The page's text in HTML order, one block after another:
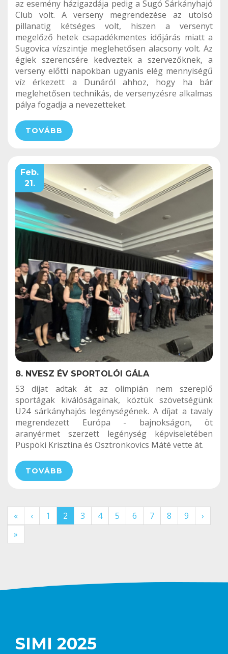
az esemény házigazdája pedig a Sugó Sárkányhajó
Club volt. A verseny megrendezése az utolsó
pillanatig kétséges volt, hiszen a versenyt
megelőző hetek csapadékmentes időjárás miatt a
Sugovica vízszintje meglehetősen alacsony volt. Az
égiek szerencsére kedveztek a szervezőknek, a
verseny előtti napokban ugyanis elég mennyiségű
víz érkezett a Dunáról ahhoz, hogy ha bár
meglehetősen technikás, de versenyzésre alkalmas
pálya fogadja a nevezetteket.
TOVÁBB
Feb.
21.
8. NVESZ ÉV SPORTOLÓI GÁLA
53 díjat adtak át az olimpián nem szereplő
sportágak kiválóságainak, köztük szövetségünk
U24 sárkányhajós legénységének. A díjat a tavaly
megrendezett Európa - bajnokságon, öt
aranyérmet szerzett legénység képviseletében
Püspöki Krisztina és Osztronkovics Máté vette át.
TOVÁBB
« ‹ 1 2 3 4 5 6 7 8 9
›
»
SIMI 2025